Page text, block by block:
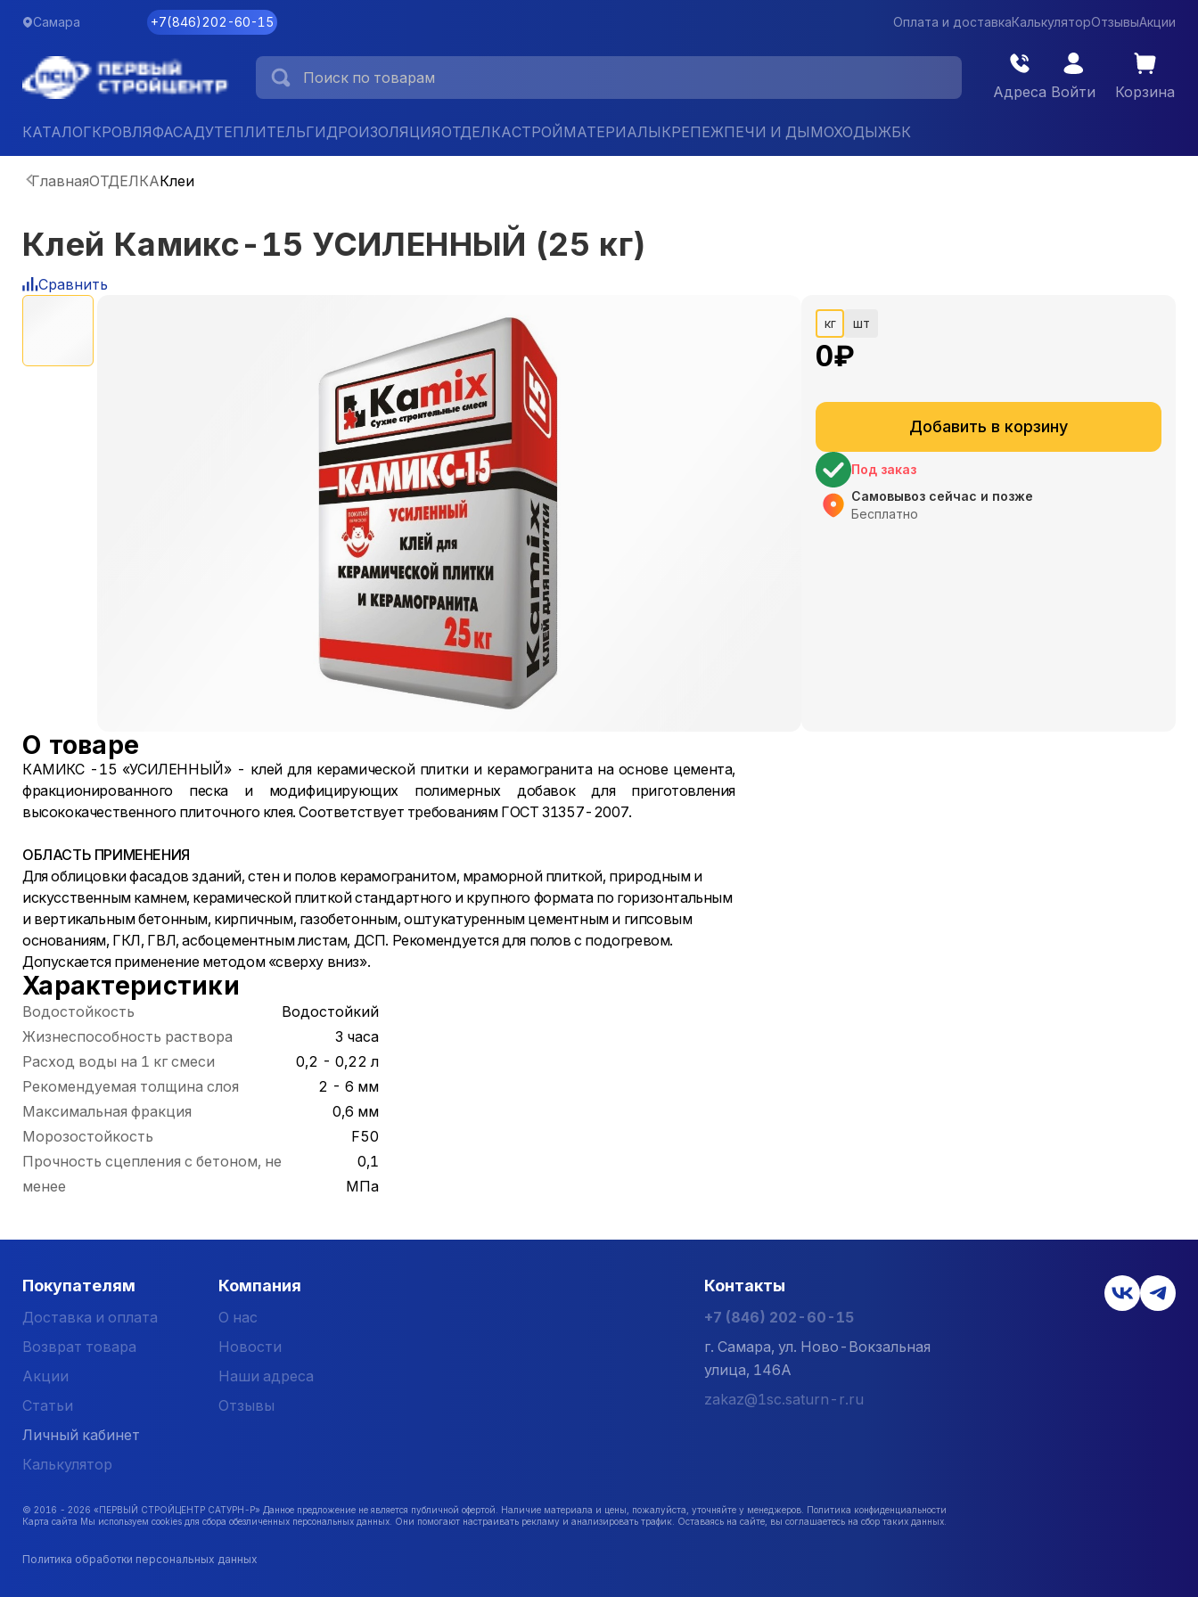
Самара +7(846)202-60-15 Оплата и доставкаКалькуляторОтзывыАкции
Адреса Войти Корзина
КАТАЛОГКРОВЛЯФАСАДУТЕПЛИТЕЛЬГИДРОИЗОЛЯЦИЯОТДЕЛКАСТРОЙМАТЕРИАЛЫКРЕПЕЖПЕЧИ И ДЫМОХОДЫЖБК
ГлавнаяОТДЕЛКАКлеи
Клей Камикс-15 УСИЛЕННЫЙ (25 кг)
Сравнить
кг шт
0₽
Добавить в корзину
Под заказ
Самовывоз сейчас и позже
Бесплатно
О товаре
КАМИКС -15 «УСИЛЕННЫЙ» - клей для керамической плитки и керамогранита на основе цемента,
фракционированного песка и модифицирующих полимерных добавок для приготовления
высококачественного плиточного клея. Соответствует требованиям ГОСТ 31357-2007.
ОБЛАСТЬ ПРИМЕНЕНИЯ
Для облицовки фасадов зданий, стен и полов керамогранитом, мраморной плиткой, природным и
искусственным камнем, керамической плиткой стандартного и крупного формата по горизонтальным
и вертикальным бетонным, кирпичным, газобетонным, оштукатуренным цементным и гипсовым
основаниям, ГКЛ, ГВЛ, асбоцементным листам, ДСП. Рекомендуется для полов с подогревом.
Допускается применение методом «сверху вниз».
Характеристики
Водостойкость
Водостойкий
Жизнеспособность раствора
3 часа
Расход воды на 1 кг смеси
0,2 - 0,22 л
Рекомендуемая толщина слоя
2 - 6 мм
Максимальная фракция
0,6 мм
Морозостойкость
F50
Прочность сцепления с бетоном, не
менее
0,1
МПа
Покупателям
Доставка и оплата
Возврат товара
Акции
Статьи
Личный кабинет
Калькулятор
Компания
О нас
Новости
Наши адреса
Отзывы
Контакты
+7 (846) 202-60-15
г. Самара, ул. Ново-Вокзальная
улица, 146А
zakaz@1sc.saturn-r.ru
© 2016 - 2026 «ПЕРВЫЙ СТРОЙЦЕНТР САТУРН-Р» Данное предложение не является публичной офертой. Наличие материала и цены, пожалуйста, уточняйте у менеджеров. Политика конфиденциальности
Карта сайта Мы используем cookies для сбора обезличенных персональных данных. Они помогают настраивать рекламу и анализировать трафик. Оставаясь на сайте, вы соглашаетесь на сбор таких данных.
Политика обработки персональных данных